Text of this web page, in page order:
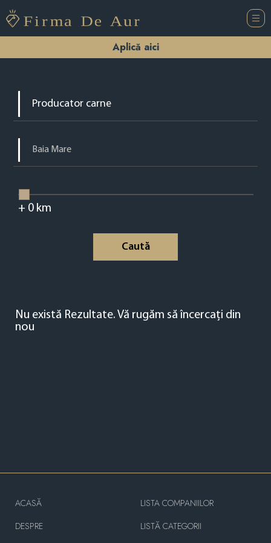
Aplică aici
+ 0km
Caută
Nu există Rezultate. Vă rugăm să încercați din
nou
ACASĂ
DESPRE
LISTA COMPANIILOR
LISTĂ CATEGORII